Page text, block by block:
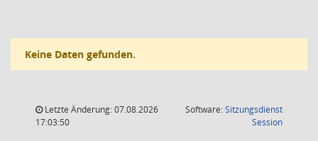
Keine Daten gefunden.
Letzte Änderung: 07.08.2026
17:03:50
Software:Sitzungsdienst
Session(Wird in